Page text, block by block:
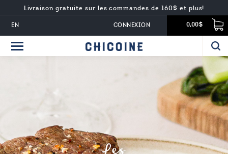
EN
Livraison gratuite sur les commandes de 160$ et plus!
0,00$
CONNEXION
Les